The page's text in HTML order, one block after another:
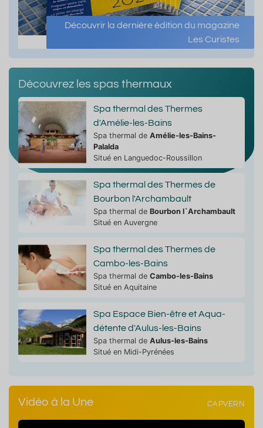
Découvrir la dernière édition du magazine
Les Curistes
Découvrez les spas thermaux
Spa thermal des Thermes
d'Amélie-les-Bains
Spa thermal de Amélie-les-Bains-
Palalda
Situé en Languedoc-Roussillon
Spa thermal des Thermes de
Bourbon l'Archambault
Spa thermal de Bourbon l`Archambault
Situé en Auvergne
Spa thermal des Thermes de
Cambo-les-Bains
Spa thermal de Cambo-les-Bains
Situé en Aquitaine
Spa Espace Bien-être et Aqua-
détente d'Aulus-les-Bains
Spa thermal de Aulus-les-Bains
Situé en Midi-Pyrénées
Vidéo à la Une CAPVERN